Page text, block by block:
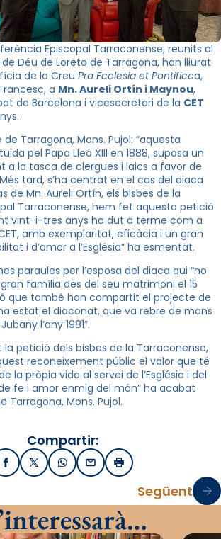
Episcopal Tarraconense, reunits al
Déu de Loreto de Tarragona, han lliurat
de la Creu Pro Ecclesia et Pontificea,
a Mn. Aureli Ortín i Maynou,
de Barcelona i vicesecretari de la CET
de Tarragona, Mons. Pujol: “aquesta
pel Papa Lleó XIII en 1888, suposa un
a la tasca de clergues i laics a favor de
Més tard, s’ha centrat en el cas del diaca
de Mn. Aureli Ortín, els bisbes de la
Tarraconense, hem fet aquesta petició
vint-i-tres anys ha dut a terme com a
amb exemplaritat, eficàcia i un gran
i d’amor a l’Església” ha esmentat.
paraules per l’esposa del diaca qui “no
família des del seu matrimoni el 15
que també han compartit el projecte de
estat el diaconat, que va rebre de mans
l’any 1981”.
la petició dels bisbes de la Tarraconense,
reconeixement públic el valor que té
la pròpia vida al servei de l’Església i del
fe i amor enmig del món” ha acabat
Tarragona, Mons. Pujol.
Compartir:
FacebookX / TwitterWhatsApp
EmailImprimir
Següent